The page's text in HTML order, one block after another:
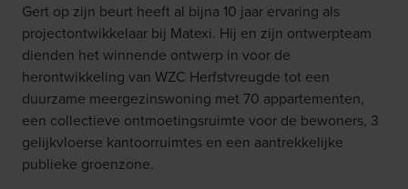
Gert op zijn beurt heeft al bijna 10 jaar ervaring als
projectontwikkelaar bij Matexi. Hij en zijn ontwerpteam
dienden het winnende ontwerp in voor de
herontwikkeling van WZC Herfstvreugde tot een
duurzame meergezinswoning met 70 appartementen,
een collectieve ontmoetingsruimte voor de bewoners, 3
gelijkvloerse kantoorruimtes en een aantrekkelijke
publieke groenzone.